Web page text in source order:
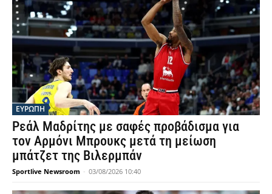
ΕΥΡΩΠΗ
Ρεάλ Μαδρίτης με σαφές προβάδισμα για
τον Αρμόνι Μπρουκς μετά τη μείωση
μπάτζετ της Βιλερμπάν
Sportlive Newsroom - 03/08/2026 10:40